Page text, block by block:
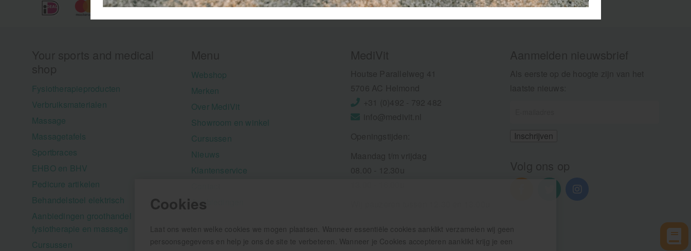
Cookies
Laat ons weten welke cookies we mogen plaatsen. Wanneer essentiële cookies aanklikt verzamelen wij geen
persoonsgegevens en help je ons de site te verbeteren. Wanneer je Cookies accepteren aanklikt krijg je een
Fysiotherapieproducten
Verbruiksmaterialen
Massage
Massagetafels
Sportbraces
EHBO en BHV
Pedicure artikelen
Behandelstoel elektrisch
Aanbiedingen groothandel
fysiotherapie en massage
Cursussen
Webshop
Merken
Over MediVit
Showroom en winkel
Cursussen
Nieuws
Klantenservice
Aanbiedingen